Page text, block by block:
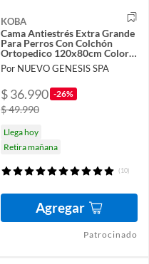
KOBA
Cama Antiestrés Extra Grande
Para Perros Con Colchón
Ortopedico 120x80cm Color
Azul Con Crema
Por NUEVO GENESIS SPA
$ 36.990 -26%
$ 49.990
Llega hoy
Retira mañana
(10)
Agregar
Patrocinado